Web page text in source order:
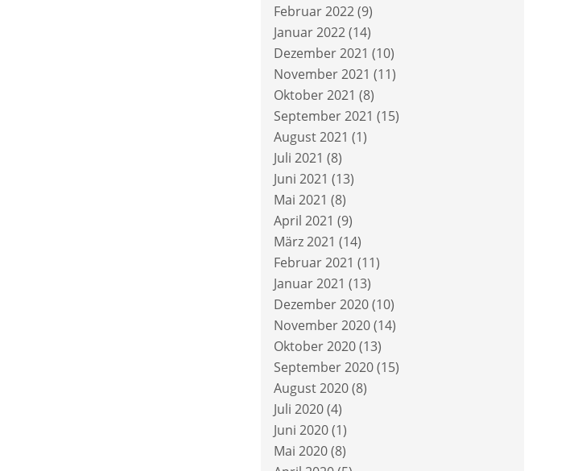
Februar 2022(9)
Januar 2022(14)
Dezember 2021 (10)
November 2021 (11)
Oktober 2021 (8)
September 2021 (15)
August 2021 (1)
Juli 2021 (8)
Juni 2021 (13)
Mai 2021 (8)
April 2021 (9)
März 2021 (14)
Februar 2021 (11)
Januar 2021 (13)
Dezember 2020(10)
November 2020(14)
Oktober 2020(13)
September 2020(15)
August 2020(8)
Juli 2020(4)
Juni 2020(1)
Mai 2020(8)